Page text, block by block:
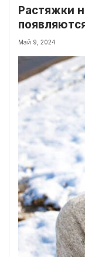
Растяжки
Май 9, 2024